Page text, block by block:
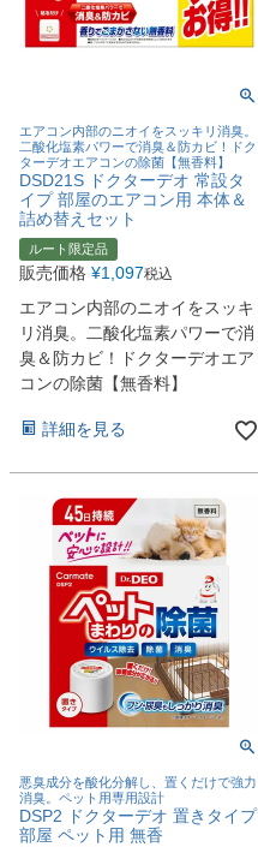
エアコン内部のニオイをスッキリ消臭。
二酸化塩素パワーで消臭＆防カビ！ドク
ターデオエアコンの除菌【無香料】
DSD21S ドクターデオ 常設タ
イプ 部屋のエアコン用 本体＆
詰め替えセット
ルート限定品
販売価格 ¥1,097税込
エアコン内部のニオイをスッキ
リ消臭。二酸化塩素パワーで消
臭＆防カビ！ドクターデオエア
コンの除菌【無香料】
詳細を見る
悪臭成分を酸化分解し、置くだけで強力
消臭。ペット用専用設計
DSP2 ドクターデオ 置きタイプ
部屋 ペット用 無香